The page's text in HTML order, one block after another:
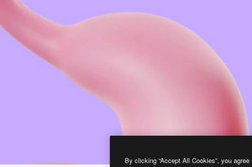
By clicking “Accept All Cookies”, you